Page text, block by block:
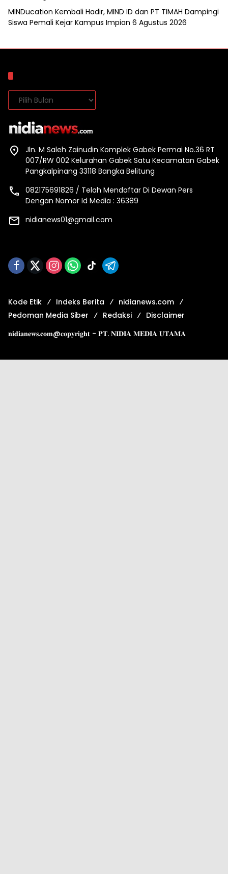
MINDucation Kembali Hadir, MIND ID dan PT TIMAH Dampingi
Siswa Pemali Kejar Kampus Impian 6 Agustus 2026
Arsip
Jln. M Saleh Zainudin Komplek Gabek Permai No.36 RT
007/RW 002 Kelurahan Gabek Satu Kecamatan Gabek
Pangkalpinang 33118 Bangka Belitung
082175691826 / Telah Mendaftar Di Dewan Pers
Dengan Nomor Id Media : 36389
nidianews01@gmail.com
Kode Etik Indeks Berita
nidianews.com
Pedoman Media Siber
Redaksi
Disclaimer
𝐧𝐢𝐝𝐢𝐚𝐧𝐞𝐰𝐬.𝐜𝐨𝐦@𝐜𝐨𝐩𝐲𝐫𝐢𝐠𝐡𝐭 - 𝐏𝐓. 𝐍𝐈𝐃𝐈𝐀 𝐌𝐄𝐃𝐈𝐀 𝐔𝐓𝐀𝐌𝐀